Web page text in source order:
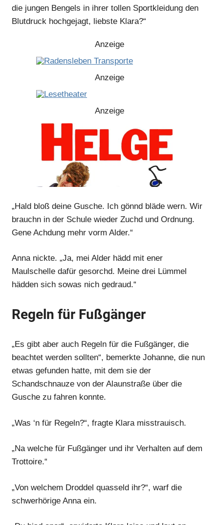
Anzeige
Anzeige
die jungen Bengels in ihrer tollen Sportkleidung den
Blutdruck hochgejagt, liebste Klara?“
Anzeige
Anzeige
Anzeige
Anzeige
„Hald bloß deine Gusche. Ich gönnd bläde wern. Wir
brauchn in der Schule wieder Zuchd und Ordnung.
Gene Achdung mehr vorm Alder.“
Anna nickte. „Ja, mei Alder hädd mit ener
Maulschelle dafür gesorchd. Meine drei Lümmel
hädden sich sowas nich gedraud.“
Regeln für Fußgänger
„Es gibt aber auch Regeln für die Fußgänger, die
beachtet werden sollten“, bemerkte Johanne, die nun
etwas gefunden hatte, mit dem sie der
Schandschnauze von der Alaunstraße über die
Gusche zu fahren konnte.
„Was ‘n für Regeln?“, fragte Klara misstrauisch.
„Na welche für Fußgänger und ihr Verhalten auf dem
Trottoire.“
„Von welchem Droddel quasseld ihr?“, warf die
schwerhörige Anna ein.